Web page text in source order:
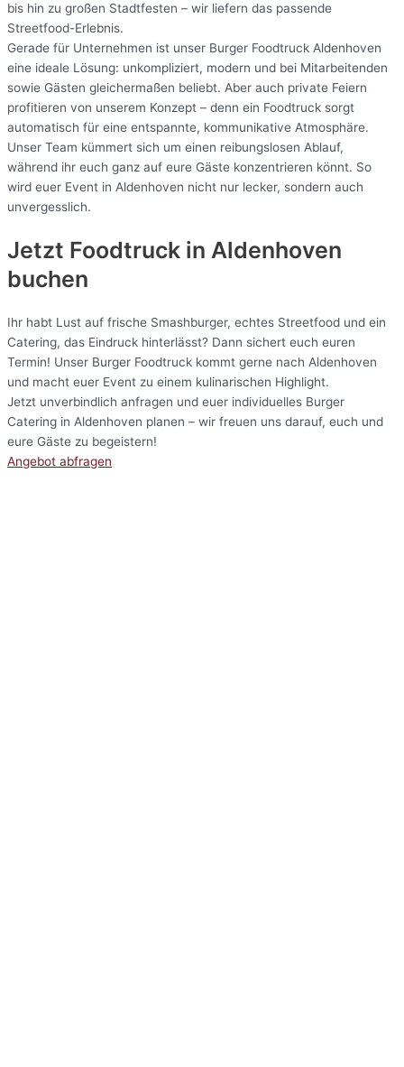
bis hin zu großen Stadtfesten – wir liefern das passende
Streetfood-Erlebnis.
Gerade für Unternehmen ist unser Burger Foodtruck Aldenhoven
eine ideale Lösung: unkompliziert, modern und bei Mitarbeitenden
sowie Gästen gleichermaßen beliebt. Aber auch private Feiern
profitieren von unserem Konzept – denn ein Foodtruck sorgt
automatisch für eine entspannte, kommunikative Atmosphäre.
Unser Team kümmert sich um einen reibungslosen Ablauf,
während ihr euch ganz auf eure Gäste konzentrieren könnt. So
wird euer Event in Aldenhoven nicht nur lecker, sondern auch
unvergesslich.
Jetzt Foodtruck in Aldenhoven
buchen
Ihr habt Lust auf frische Smashburger, echtes Streetfood und ein
Catering, das Eindruck hinterlässt? Dann sichert euch euren
Termin! Unser Burger Foodtruck kommt gerne nach Aldenhoven
und macht euer Event zu einem kulinarischen Highlight.
Jetzt unverbindlich anfragen und euer individuelles Burger
Catering in Aldenhoven planen – wir freuen uns darauf, euch und
eure Gäste zu begeistern!
Angebot abfragen